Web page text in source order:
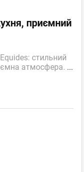
приємний
стильний
атмосфера. ...